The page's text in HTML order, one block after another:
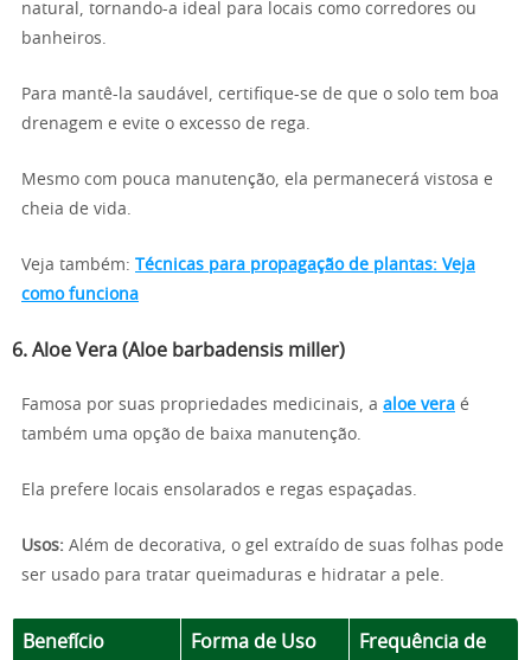
natural, tornando-a ideal para locais como corredores ou
banheiros.
Para mantê-la saudável, certifique-se de que o solo tem boa
drenagem e evite o excesso de rega.
Mesmo com pouca manutenção, ela permanecerá vistosa e
cheia de vida.
Veja também:
Técnicas para propagação de plantas: Veja
como funciona
6. Aloe Vera (Aloe barbadensis miller)
Famosa por suas propriedades medicinais, a aloe vera é
também uma opção de baixa manutenção.
Ela prefere locais ensolarados e regas espaçadas.
Usos: Além de decorativa, o gel extraído de suas folhas pode
ser usado para tratar queimaduras e hidratar a pele.
Benefício Forma de Uso
Frequência de